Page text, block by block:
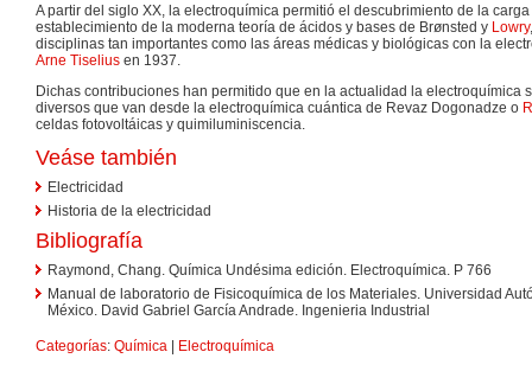
A partir del siglo XX, la electroquímica permitió el descubrimiento de la
establecimiento de la moderna teoría de ácidos y bases de Brønsted y Lowry
disciplinas tan importantes como las áreas médicas y biológicas con la
Arne Tiselius en 1937.
Dichas contribuciones han permitido que en la actualidad la electroquímica
diversos que van desde la electroquímica cuántica de Revaz Dogonadze o
celdas fotovoltáicas y quimiluminiscencia.
Veáse también
Electricidad
Historia de la electricidad
Bibliografía
Raymond, Chang. Química Undésima edición. Electroquímica. P 766
Manual de laboratorio de Fisicoquímica de los Materiales. Universidad
México. David Gabriel García Andrade. Ingenieria Industrial
Categorías: Química Electroquímica